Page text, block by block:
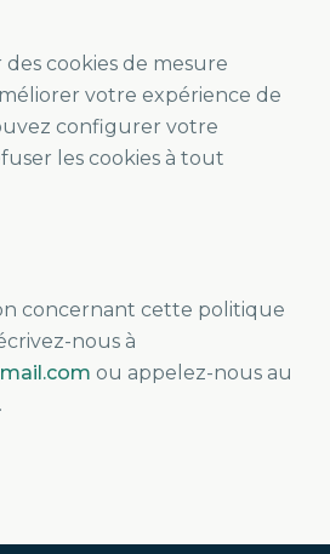
cookies de mesure
votre expérience de
configurer votre
les cookies à tout
concernant cette politique
nous à
ou appelez-nous au
.